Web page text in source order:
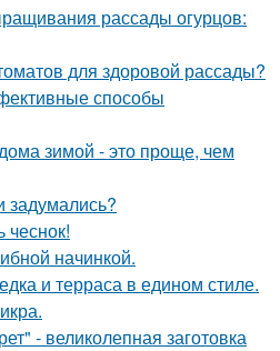
рассады огурцов:
для здоровой рассады?
способы
зимой - это проще, чем
задумались?
чеснок!
начинкой.
и терраса в едином стиле.
- великолепная заготовка